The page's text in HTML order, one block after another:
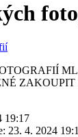
19:17
23. 4. 2024